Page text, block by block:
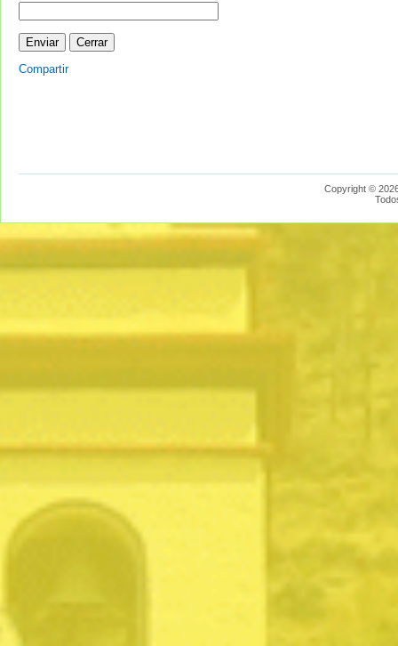
Compartir
Copyright ©